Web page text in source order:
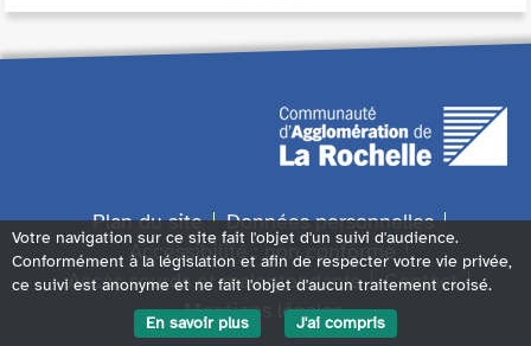
Plan du site
Données personnelles
Accessibilité : non conforme
Accès sourds et malentendants
Contact
Mentions légales
Votre navigation sur ce site fait l'objet d'un suivi d'audience.
Conformément à la législation et afin de respecter votre vie privée,
ce suivi est anonyme et ne fait l'objet d'aucun traitement croisé.
En savoir plus
J'ai compris